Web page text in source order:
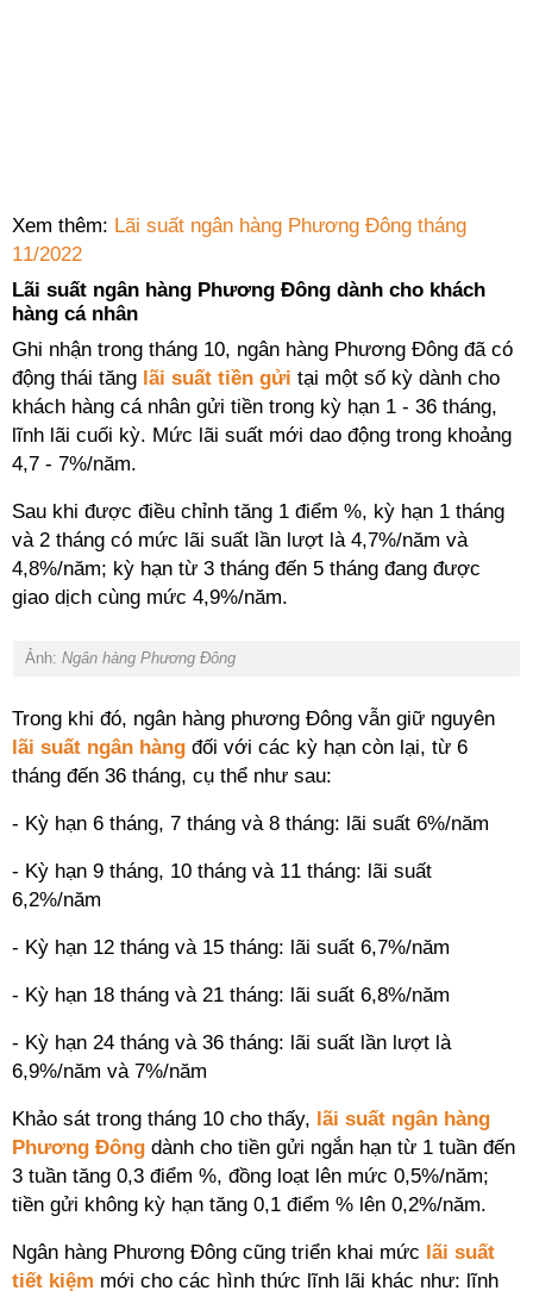
Xem thêm: Lãi suất ngân hàng Phương Đông tháng
11/2022
Lãi suất ngân hàng Phương Đông dành cho khách
hàng cá nhân
Ghi nhận trong tháng 10, ngân hàng Phương Đông đã có
động thái tăng lãi suất tiền gửi tại một số kỳ dành cho
khách hàng cá nhân gửi tiền trong kỳ hạn 1 - 36 tháng,
lĩnh lãi cuối kỳ. Mức lãi suất mới dao động trong khoảng
4,7 - 7%/năm.
Sau khi được điều chỉnh tăng 1 điểm %, kỳ hạn 1 tháng
và 2 tháng có mức lãi suất lần lượt là 4,7%/năm và
4,8%/năm; kỳ hạn từ 3 tháng đến 5 tháng đang được
giao dịch cùng mức 4,9%/năm.
Ảnh: Ngân hàng Phương Đông
Trong khi đó, ngân hàng phương Đông vẫn giữ nguyên
lãi suất ngân hàng đối với các kỳ hạn còn lại, từ 6
tháng đến 36 tháng, cụ thể như sau:
- Kỳ hạn 6 tháng, 7 tháng và 8 tháng: lãi suất 6%/năm
- Kỳ hạn 9 tháng, 10 tháng và 11 tháng: lãi suất
6,2%/năm
- Kỳ hạn 12 tháng và 15 tháng: lãi suất 6,7%/năm
- Kỳ hạn 18 tháng và 21 tháng: lãi suất 6,8%/năm
- Kỳ hạn 24 tháng và 36 tháng: lãi suất lần lượt là
6,9%/năm và 7%/năm
Khảo sát trong tháng 10 cho thấy, lãi suất ngân hàng
Phương Đông dành cho tiền gửi ngắn hạn từ 1 tuần đến
3 tuần tăng 0,3 điểm %, đồng loạt lên mức 0,5%/năm;
tiền gửi không kỳ hạn tăng 0,1 điểm % lên 0,2%/năm.
Ngân hàng Phương Đông cũng triển khai mức lãi suất
tiết kiệm mới cho các hình thức lĩnh lãi khác như: lĩnh